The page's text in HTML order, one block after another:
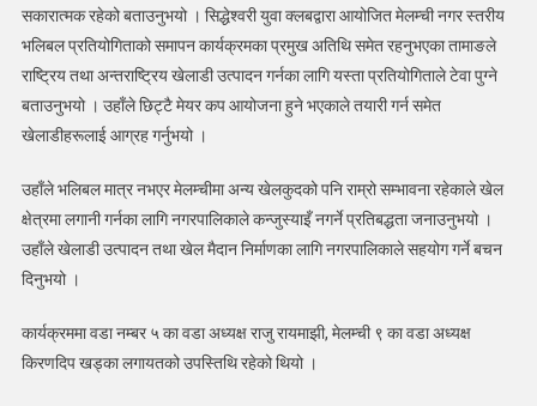
नगरपालिका
सकारात्मक
छ
:
सकारात्मक रहेको बताउनुभयो । सिद्धेश्वरी युवा क्लबद्वारा आयोजित मेलम्ची नगर स्तरीय
भलिबल प्रतियोगिताको समापन कार्यक्रमका प्रमुख अतिथि समेत रहनुभएका तामाङले
राष्ट्रिय तथा अन्तराष्ट्रिय खेलाडी उत्पादन गर्नका लागि यस्ता प्रतियोगिताले टेवा पुग्ने
बताउनुभयो । उहाँले छिट्टै मेयर कप आयोजना हुने भएकाले तयारी गर्न समेत
खेलाडीहरूलाई आग्रह गर्नुभयो ।
उहाँले भलिबल मात्र नभएर मेलम्चीमा अन्य खेलकुदको पनि राम्रो सम्भावना रहेकाले खेल
क्षेत्रमा लगानी गर्नका लागि नगरपालिकाले कन्जुस्याइँ नगर्ने प्रतिबद्धता जनाउनुभयो ।
उहाँले खेलाडी उत्पादन तथा खेल मैदान निर्माणका लागि नगरपालिकाले सहयोग गर्ने बचन
दिनुभयो ।
कार्यक्रममा वडा नम्बर ५ का वडा अध्यक्ष राजु रायमाझी, मेलम्ची ९ का वडा अध्यक्ष
किरणदिप खड्का लगायतको उपस्तिथि रहेको थियो ।